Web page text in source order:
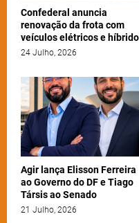
Confederal anuncia
renovação da frota com
veículos elétricos e
24 Julho, 2026
Agir lança Elisson Ferreira
ao Governo do DF e Tiago
Társis ao Senado
21 Julho, 2026